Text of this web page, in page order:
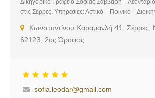
Δικηγορικό Γραφείο Σοφίας Σάββαρη –
στις Σέρρες. Υπηρεσίες: Αστικό – Ποινικό –
Υπηρεσίες δικαίου ανηλίκων, Διαθηκών και
Κτηματολογικές Εργασίες
Κωνσταντίνου Καραμανλή 41, Σέρρες,
62123, 2ος Όροφος
sofia.leodar@gmail.com